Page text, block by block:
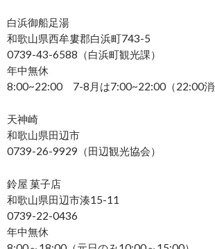
白浜御船足湯
和歌山県西牟婁郡白浜町743-5
0739-43-6588（白浜町観光課）
年中無休
8:00~22:00 7-8月は7:00~22:00（22:00消
天神崎
和歌山県田辺市
0739-26-9929（田辺観光協会）
鈴屋 菓子店
和歌山県田辺市湊15-11
0739-22-0436
年中無休